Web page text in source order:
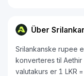
Über
Srilankanske rupee
konverteres til
valutakurs er 1 LKR